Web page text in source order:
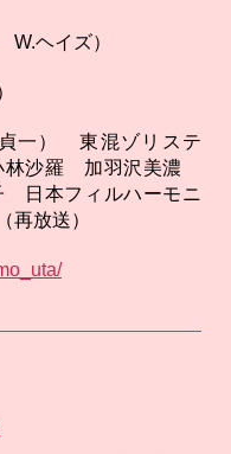
ヘイズ）
一） 東混ゾリステ
林沙羅 加羽沢美濃
本フィルハーモニ
放送）